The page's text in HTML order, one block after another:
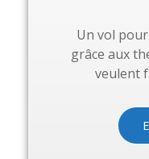
Un vol
grâce aux
veulent